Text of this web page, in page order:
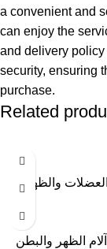
a convenient and
can enjoy the
and delivery
security, ensuring
purchase.
Related
والظهر
الظهر والبطن